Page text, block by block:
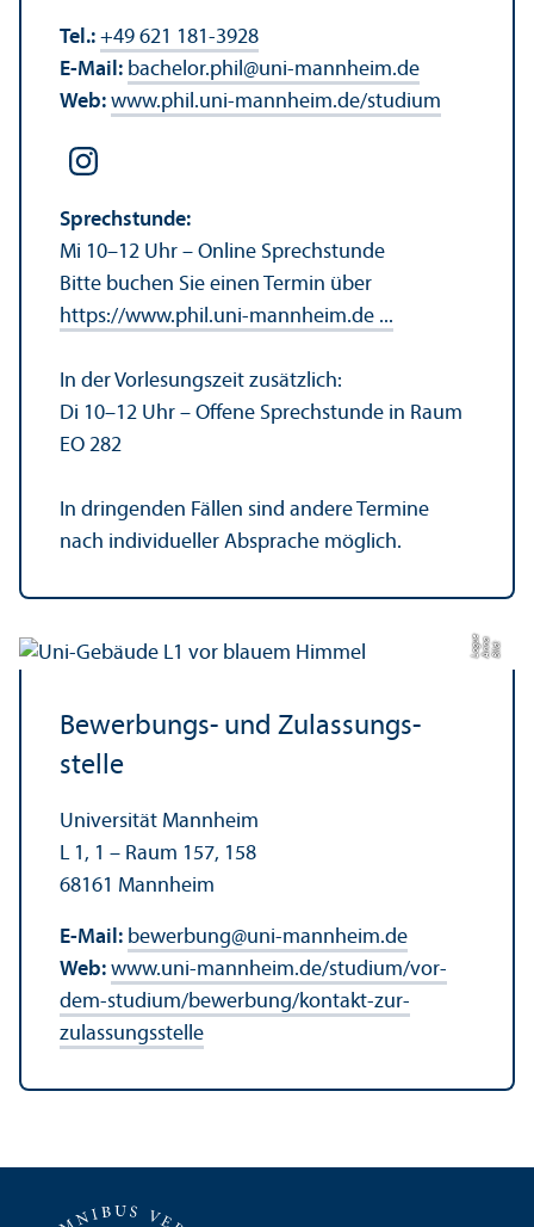
Tel.: +49 621 181-3928
E-Mail: bachelor.phil@uni-mannheim.de
Web: www.phil.uni-mannheim.de/studium
Sprechstunde:
Mi 10–12 Uhr – Online Sprechstunde
Bitte buchen Sie einen Termin über
https://www.phil.uni-mannheim.de ...
In der Vorlesungs­zeit zusätzlich:
Di 10–12 Uhr – Offene Sprechstunde in Raum
EO 282
In dringenden Fällen sind andere Termine
nach individueller Absprache möglich.
Bil
d:
A
n
n
aL
o
g
u
e
Bewerbungs- und Zulassungs­
stelle
Universität Mannheim
L 1, 1 – Raum 157, 158
68161 Mannheim
E-Mail: bewerbung@uni-mannheim.de
Web: www.uni-mannheim.de/studium/vor-
dem-studium/bewerbung/kontakt-zur-
zulassungs­stelle